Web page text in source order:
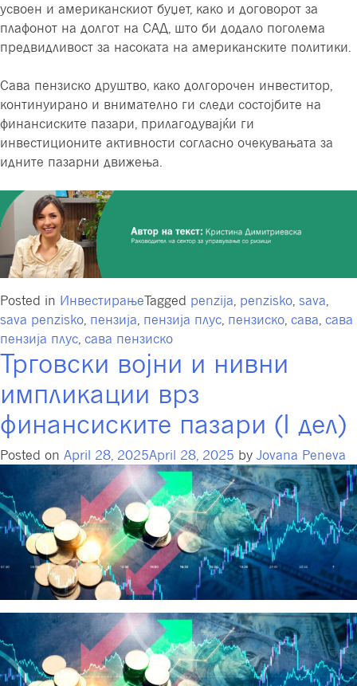
усвоен и американскиот буџет, како и договорот за
плафонот на долгот на САД, што би додало поголема
предвидливост за насоката на американските политики.
Сава пензиско друштво, како долгорочен инвеститор,
континуирано и внимателно ги следи состојбите на
финансиските пазари, прилагодувајќи ги
инвестиционите активности согласно очекувањата за
идните пазарни движења.
Posted in ИнвестирањеTagged penzija penzisko sava
sava penzisko пензија пензија плус пензиско сава сава
пензија плус сава пензиско
Трговски војни и нивни
импликации врз
финансиските пазари (I дел)
Posted on April 28, 2025April 28, 2025 by Jovana Peneva